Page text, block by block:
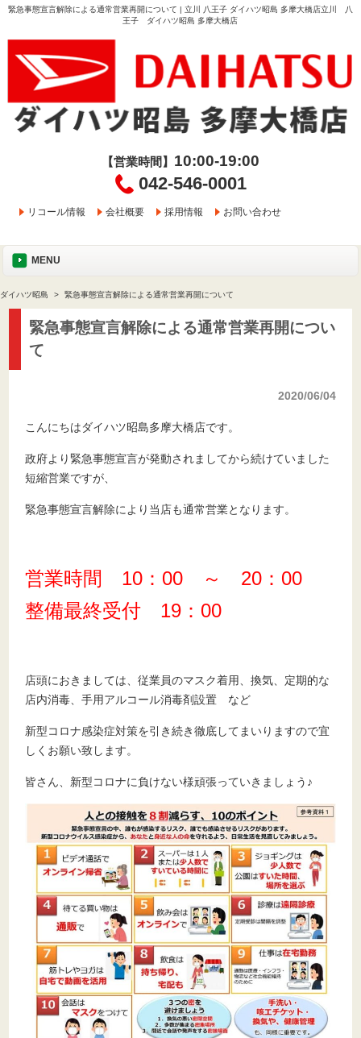
緊急事態宣言解除による通常営業再開について | 立川 八王子 ダイハツ昭島 多摩大橋店立川 八
王子 ダイハツ昭島 多摩大橋店
【営業時間】 10:00-19:00
042-546-0001
リコール情報 会社概要 採用情報 お問い合わせ
MENU
ダイハツ昭島 緊急事態宣言解除による通常営業再開について
緊急事態宣言解除による通常営業再開につい
て
2020/06/04
こんにちはダイハツ昭島多摩大橋店です。
政府より緊急事態宣言が発動されましてから続けていました
短縮営業ですが、
緊急事態宣言解除により当店も通常営業となります。
営業時間 10：00 ～ 20：00
整備最終受付 19：00
店頭におきましては、従業員のマスク着用、換気、定期的な
店内消毒、手用アルコール消毒剤設置 など
新型コロナ感染症対策を引き続き徹底してまいりますので宜
しくお願い致します。
皆さん、新型コロナに負けない様頑張っていきましょう♪